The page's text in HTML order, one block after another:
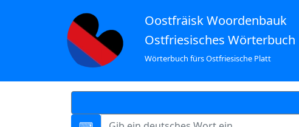
Oostfräisk Woordenbauk
Ostfriesisches Wörterbuch
Wörterbuch fürs Ostfriesische Platt